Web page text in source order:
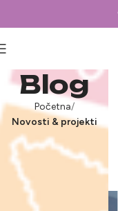
Blog
Početna
Novosti & projekti